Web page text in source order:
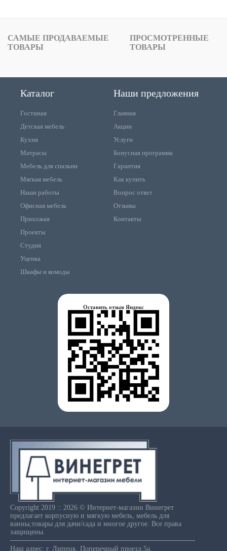
САМЫЕ ПРОДАВАЕМЫЕ
ТОВАРЫ
ПРОСМОТРЕННЫЕ
ТОВАРЫ
Каталог
Гостиная
Детская мебель
Кухня
Матрасы
Мебель для спальни
Мягкая мебель
Наши работы
Офисная мебель
Прихожая
Проекты
Студия
Уценка
Шкафы и комоды
Наши предложения
Главная
Акции
Услуги
Бонусная программа
Гарантия
Как купить
Вопрос ответ
Отзывы
Контакты
Оставить отзыв Яндекс
Copyright 2019 :: 2026 © Интернет-магазин Винегрет
предлагает корпусную и мягкую мебель, мебель для
ванны,товары для дачи/сада и многое другое. Все права
защищены.
Наш адрес: г. Липецк, Поперечный проезд,5а.